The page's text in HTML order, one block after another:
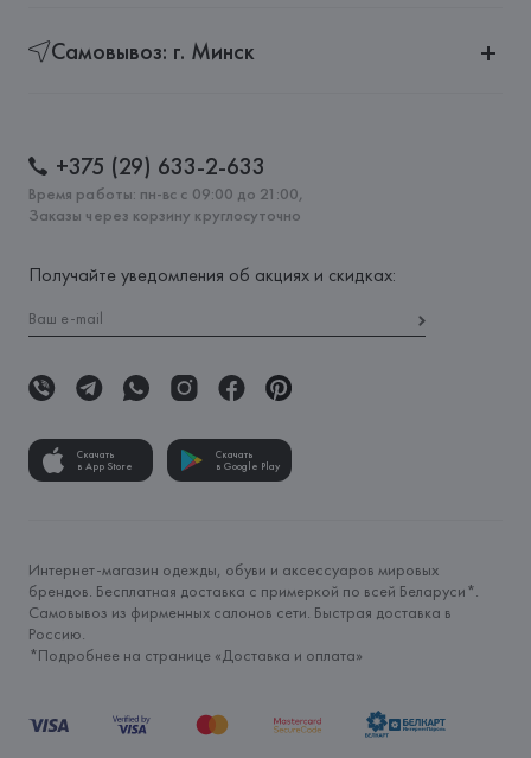
Самовывоз: г. Минск
+375 (29) 633-2-633
Время работы: пн-вс с 09:00 до 21:00,
Заказы через корзину круглосуточно
Получайте уведомления об акциях и скидках:
Скачать
в App Store
Скачать
в Google Play
Интернет-магазин одежды, обуви и аксессуаров мировых
брендов. Бесплатная доставка с примеркой по всей Беларуси*.
Самовывоз из фирменных салонов сети. Быстрая доставка в
Россию.
*Подробнее на странице «Доставка и оплата»